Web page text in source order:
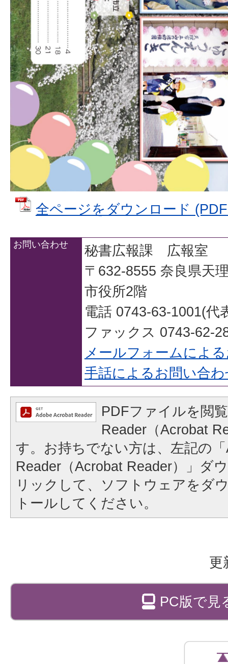
全ページをダウンロード
お問い合わせ
秘書広報課 広報室
〒632-8555 奈良県天
市役所2階
電話 0743-63-1001(代
ファックス 0743-62-
メールフォームによ
手話によるお問い合
PDFファイルを閲
Reader（Acrobat
す。お持ちでない方は、左記の
Reader（Acrobat Reader）」ダ
リックして、ソフトウェアをダ
トールしてください。
更
PC版で見